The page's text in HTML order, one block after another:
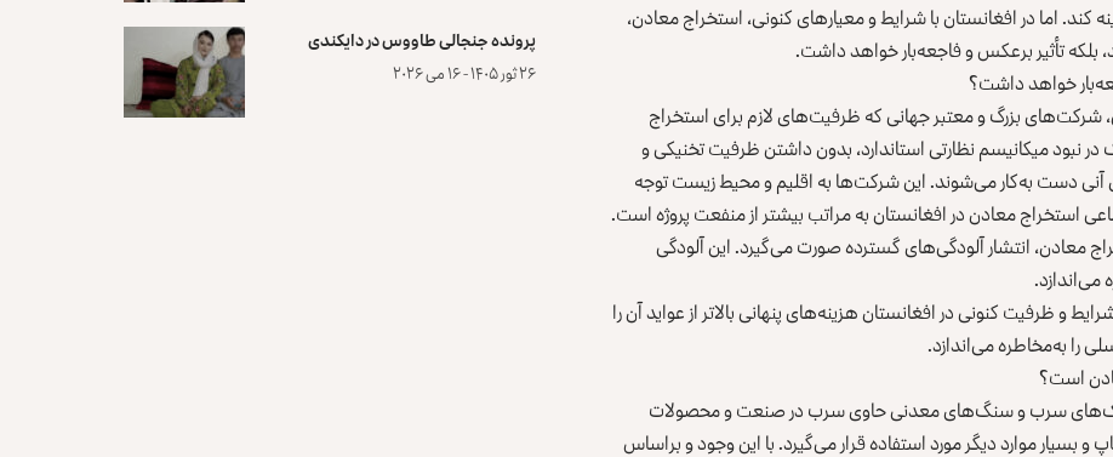
اما در افغانستان با شرایط و معیارهای کنونی، استخراج معادن،
بلکه تأثیر برعکس و فاجعه‌بار خواهد داشت.
خواهد داشت؟
شرکت‌های بزرگ و معتبر جهانی که ظرفیت‌های لازم برای استخراج
نبود میکانیسم نظارتی استاندارد، بدون داشتن ظرفیت تخنیکی و
آنی دست به‌کار می‌شوند. این شرکت‌ها به اقلیم و محیط ‌زیست توجه
استخراج معادن در افغانستان به ‌مراتب بیشتر از منفعت پروژه است.
معادن، انتشار آلودگی‌های گسترده صورت می‌گیرد. این آلودگی
و ظرفیت کنونی در افغانستان هزینه‌های پنهانی بالاتر از عواید آن را
را به‌مخاطره می‌اندازد.
است؟
سرب و سنگ‌های معدنی حاوی سرب در صنعت و محصولات
بسیار موارد دیگر مورد استفاده قرار می‌گیرد. با این وجود و براساس
پرونده‌ جنجالی طاووس در دایکندی
۲۶ ثور ۱۴۰۵ - ۱۶ می ۲۰۲۶